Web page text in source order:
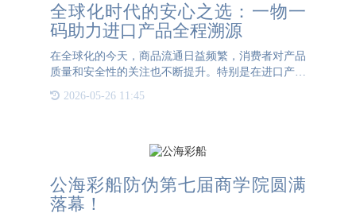
全球化时代的安心之选：一物一
码助力进口产品全程溯源
在全球化的今天，商品流通日益频繁，消费者对产品
质量和安全性的关注也不断提升。特别是在进口产品
个重要课题。一物一码二维码技术的应用，为解决这
2026-05-26 11:45
公海彩船防伪第七届商学院圆满
落幕！